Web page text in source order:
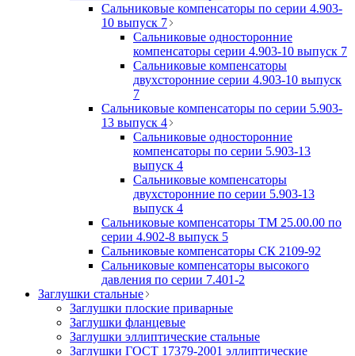
Сальниковые компенсаторы по серии 4.903-
10 выпуск 7
Сальниковые односторонние
компенсаторы серии 4.903-10 выпуск 7
Сальниковые компенсаторы
двухсторонние серии 4.903-10 выпуск
7
Сальниковые компенсаторы по серии 5.903-
13 выпуск 4
Сальниковые односторонние
компенсаторы по серии 5.903-13
выпуск 4
Сальниковые компенсаторы
двухсторонние по серии 5.903-13
выпуск 4
Сальниковые компенсаторы ТМ 25.00.00 по
серии 4.902-8 выпуск 5
Сальниковые компенсаторы СК 2109-92
Сальниковые компенсаторы высокого
давления по серии 7.401-2
Заглушки стальные
Заглушки плоские приварные
Заглушки фланцевые
Заглушки эллиптические стальные
Заглушки ГОСТ 17379-2001 эллиптические